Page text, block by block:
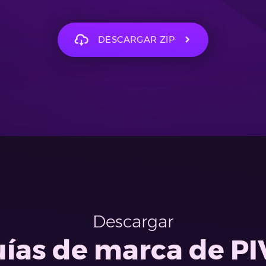
DESCARGAR ZIP
Descargar
de marca de